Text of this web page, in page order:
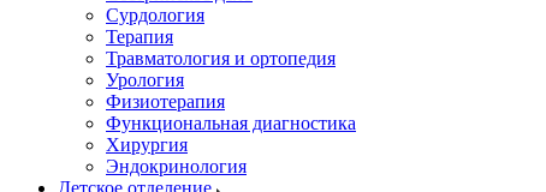
Сурдология
Терапия
Травматология и ортопедия
Урология
Физиотерапия
Функциональная диагностика
Хирургия
Эндокринология
Детское отделение